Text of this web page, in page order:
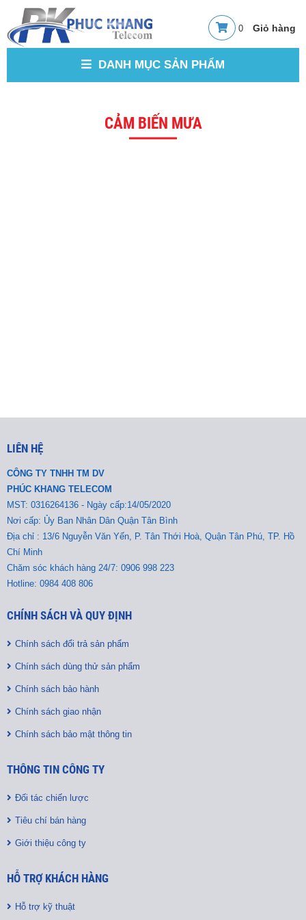
0
DANH MỤC SẢN PHẨM
CẢM BIẾN MƯA
LIÊN HỆ
CÔNG TY TNHH TM DV
PHÚC KHANG TELECOM
MST: 0316264136 - Ngày cấp:14/05/2020
Nơi cấp: Ủy Ban Nhân Dân Quận Tân Bình
Địa chỉ : 13/6 Nguyễn Văn Yến, P. Tân Thới Hoà, Quận Tân Phú, TP. Hồ
Chí Minh
Chăm sóc khách hàng 24/7: 0906 998 223
Hotline: 0984 408 806
CHÍNH SÁCH VÀ QUY ĐỊNH
Chính sách đổi trả sản phẩm
Chính sách dùng thử sản phẩm
Chính sách bảo hành
Chính sách giao nhận
Chính sách bảo mật thông tin
THÔNG TIN CÔNG TY
Đối tác chiến lược
Tiêu chí bán hàng
Giới thiệu công ty
HỖ TRỢ KHÁCH HÀNG
Hỗ trợ kỹ thuật